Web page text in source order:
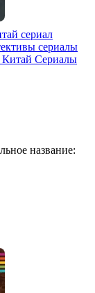
сериал
сериалы
Китай Сериалы